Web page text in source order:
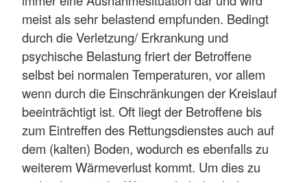
meist als sehr belastend empfunden. Bedingt
durch die Verletzung/ Erkrankung und
psychische Belastung friert der Betroffene
selbst bei normalen Temperaturen, vor allem
wenn durch die Einschränkungen der Kreislauf
beeinträchtigt ist. Oft liegt der Betroffene bis
zum Eintreffen des Rettungsdienstes auch auf
dem (kalten) Boden, wodurch es ebenfalls zu
weiterem Wärmeverlust kommt. Um dies zu